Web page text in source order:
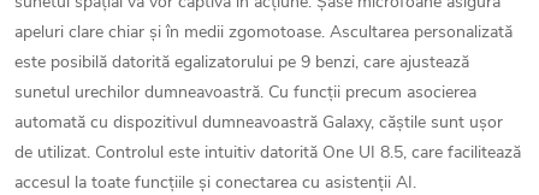
apeluri clare chiar și în medii zgomotoase. Ascultarea personalizată
este posibilă datorită egalizatorului pe 9 benzi, care ajustează
sunetul urechilor dumneavoastră. Cu funcții precum asocierea
automată cu dispozitivul dumneavoastră Galaxy, căștile sunt ușor
de utilizat. Controlul este intuitiv datorită One UI 8.5, care facilitează
accesul la toate funcțiile și conectarea cu asistenții AI.